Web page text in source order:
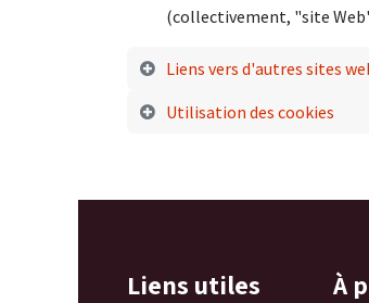
(collectivement, "site
Liens vers d'autres sites
Utilisation des cookies
Liens utiles À